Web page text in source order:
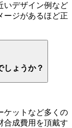
いデザイン例など
ージがあるほど正
しょうか？
ケットなど多くの
合成費用を頂戴す